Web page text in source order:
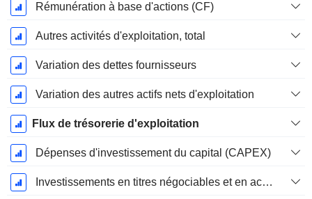
Rémunération à base d'actions (CF)
Autres activités d'exploitation, total
Variation des dettes fournisseurs
Variation des autres actifs nets d'exploitation
Flux de trésorerie d'exploitation
Dépenses d'investissement du capital (CAPEX)
Investissements en titres négociables et en actions, total